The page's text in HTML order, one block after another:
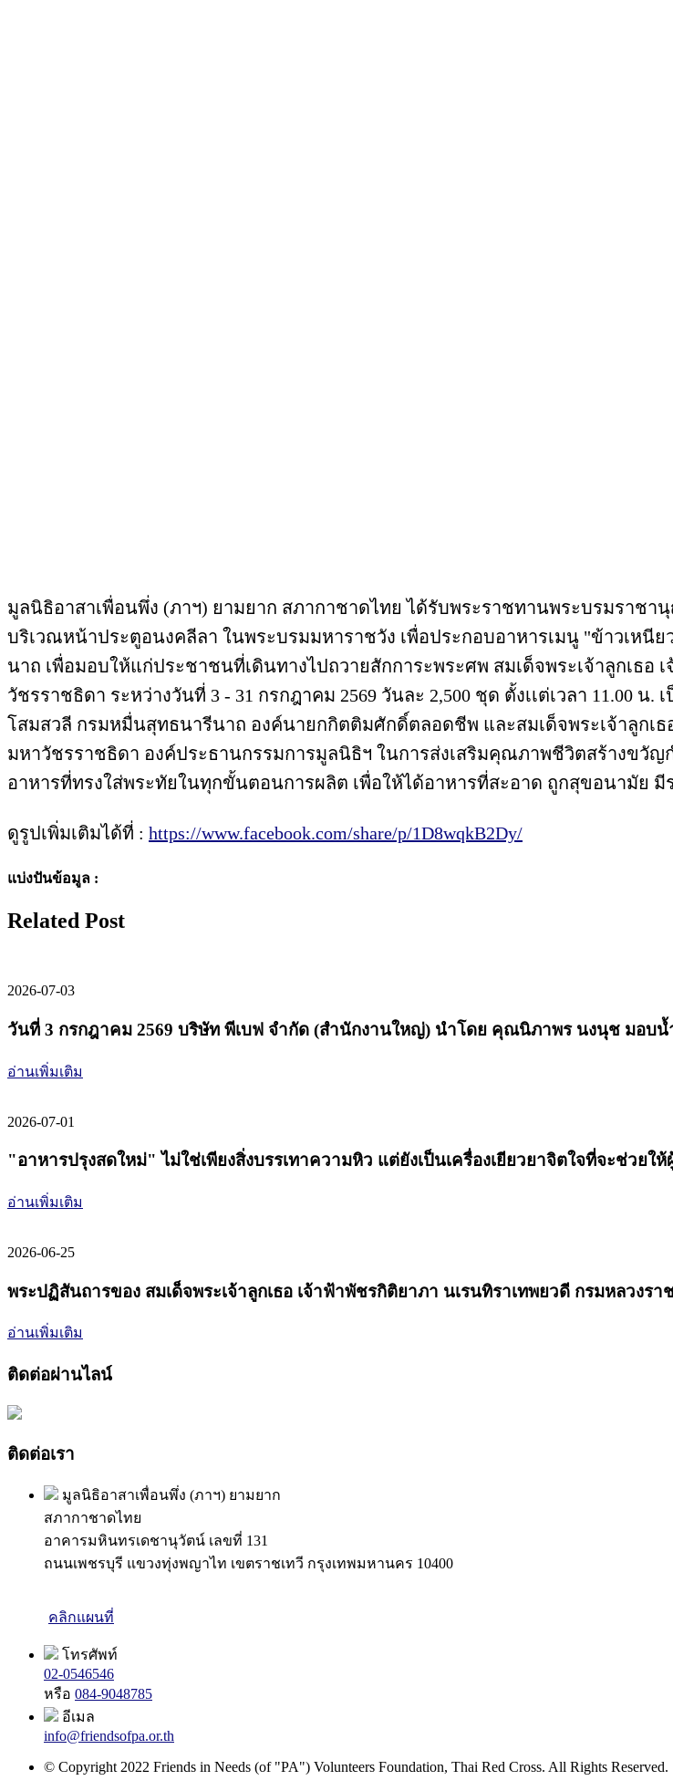
มูลนิธิอาสาเพื่อนพึ่ง (ภาฯ) ยามยาก สภากาชาดไทย ได้รับพระราชทานพระบรมราช
บริเวณหน้าประตูอนงคลีลา ในพระบรมมหาราชวัง เพื่อประกอบอาหารเมนู "ข้าวเหนี
นาถ เพื่อมอบให้แก่ประชาชนที่เดินทางไปถวายสักการะพระศพ สมเด็จพระเจ้าลูกเธ
วัชรราชธิดา ระหว่างวันที่ 3 - 31 กรกฎาคม 2569 วันละ 2,500 ชุด ตั้งเเต่เวลา 11.00
โสมสวลี กรมหมื่นสุทธนารีนาถ องค์นายกกิตติมศักดิ์ตลอดชีพ และสมเด็จพระเจ้าลูกเ
มหาวัชรราชธิดา องค์ประธานกรรมการมูลนิธิฯ ในการส่งเสริมคุณภาพชีวิตสร้างขวั
อาหารที่ทรงใส่พระทัยในทุกขั้นตอนการผลิต เพื่อให้ได้อาหารที่สะอาด ถูกสุขอนามัย
ดูรูปเพิ่มเติมได้ที่ : https://www.facebook.com/share/p/1D8wqkB2Dy/
แบ่งปันข้อมูล :
Related Post
2026-07-03
วันที่ 3 กรกฎาคม 2569 บริษัท พีเบฟ จำกัด (สำนักงานใหญ่) นำโดย คุณนิภาพร นงนุช มอบ
อ่านเพิ่มเติม
2026-07-01
"อาหารปรุงสดใหม่" ไม่ใช่เพียงสิ่งบรรเทาความหิว แต่ยังเป็นเครื่องเยียวยาจิตใจที่จะช่วย
อ่านเพิ่มเติม
2026-06-25
พระปฏิสันถารของ สมเด็จพระเจ้าลูกเธอ เจ้าฟ้าพัชรกิติยาภา นเรนทิราเทพยวดี กรมหลวง
อ่านเพิ่มเติม
ติดต่อผ่านไลน์
ติดต่อเรา
มูลนิธิอาสาเพื่อนพึ่ง (ภาฯ) ยามยาก
สภากาชาดไทย
อาคารมหินทรเดชานุวัตน์ เลขที่ 131
ถนนเพชรบุรี แขวงทุ่งพญาไท เขตราชเทวี กรุงเทพมหานคร 10400
คลิกแผนที่
โทรศัพท์
02-0546546
หรือ 084-9048785
อีเมล
info@friendsofpa.or.th
© Copyright 2022 Friends in Needs (of "PA") Volunteers Foundation, Thai Red Cross. All Rights Reserved.